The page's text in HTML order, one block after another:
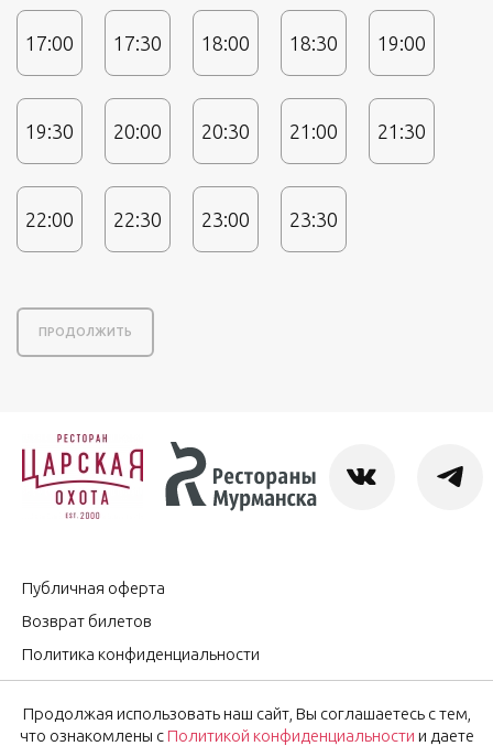
17:00 17:30 18:00 18:30 19:00
19:30 20:00 20:30 21:00 21:30
22:00 22:30 23:00 23:30
ПРОДОЛЖИТЬ
Публичная оферта
Возврат билетов
Политика конфиденциальности
Согласие на обработку персональных данных
Оставить отзыв
Продолжая использовать наш сайт, Вы соглашаетесь с тем,
что ознакомлены с Политикой конфиденциальности и даете